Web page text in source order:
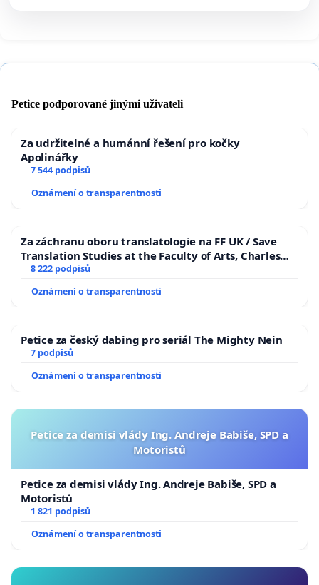
Petice podporované jinými uživateli
Za udržitelné a humánní řešení pro kočky
Apolinářky
7 544 podpisů
Oznámení o transparentnosti
Za záchranu oboru translatologie na FF UK / Save
Translation Studies at the Faculty of Arts, Charles
University
8 222 podpisů
Oznámení o transparentnosti
Petice za český dabing pro seriál The Mighty Nein
7 podpisů
Oznámení o transparentnosti
Petice za demisi vlády Ing. Andreje Babiše, SPD a
Motoristů
Petice za demisi vlády Ing. Andreje Babiše, SPD a
Motoristů
1 821 podpisů
Oznámení o transparentnosti